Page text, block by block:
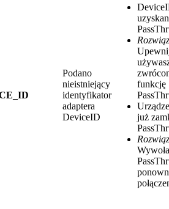
Podano
nieistniejący
identyfikator
adaptera
DeviceID
funkcję
już